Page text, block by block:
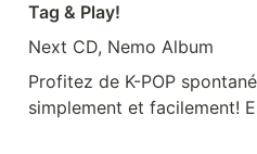
Tag & Play!
Next CD, Nemo Album
Profitez de K-POP
simplement et facilement!